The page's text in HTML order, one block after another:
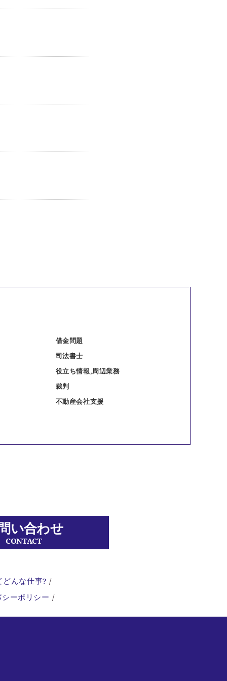
借金問題
司法書士
役立ち情報,周辺業務
裁判
不動産会社支援
い合わせ
CONTACT
どんな仕事?
ーポリシー